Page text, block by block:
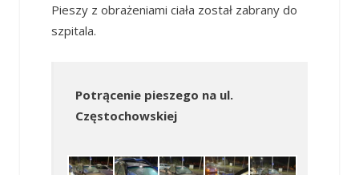
Pieszy z obrażeniami ciała został zabrany do
szpitala.
Potrącenie pieszego na ul.
Częstochowskiej